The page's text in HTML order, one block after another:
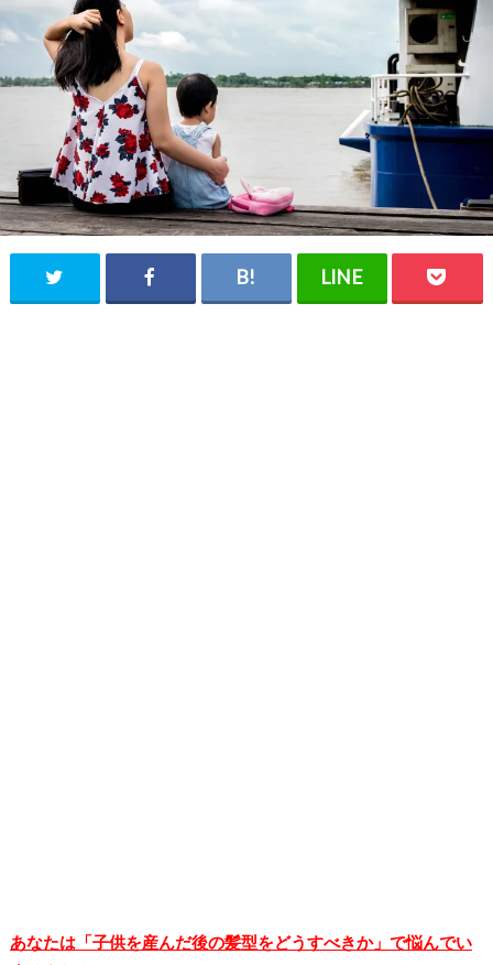
あなたは「子供を産んだ後の髪型をどうすべきか」で悩んでい